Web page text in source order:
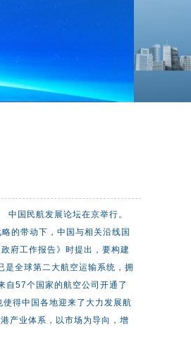
中国民航发展论坛在京举行。
的带动下，中国与相关沿线国
府工作报告》时提出，要构建
全球第二大航空运输系统，拥
57个国家的航空公司开通了
得中国各地迎来了大力发展航
产业体系，以市场为导向，增